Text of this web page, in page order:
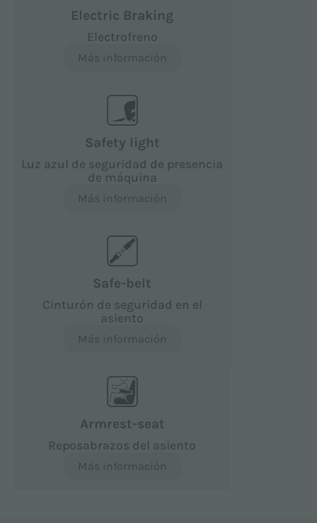
Electric Braking
Electrofreno
Más información
Safety light
Luz azul de seguridad de presencia
de máquina
Más información
Safe-belt
Cinturón de seguridad en el
asiento
Más información
Armrest-seat
Reposabrazos del asiento
Más información